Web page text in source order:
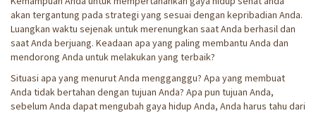
akan tergantung pada strategi yang sesuai dengan kepribadian Anda.
Luangkan waktu sejenak untuk merenungkan saat Anda berhasil dan
saat Anda berjuang. Keadaan apa yang paling membantu Anda dan
mendorong Anda untuk melakukan yang terbaik?
Situasi apa yang menurut Anda mengganggu? Apa yang membuat
Anda tidak bertahan dengan tujuan Anda? Apa pun tujuan Anda,
sebelum Anda dapat mengubah gaya hidup Anda, Anda harus tahu dari